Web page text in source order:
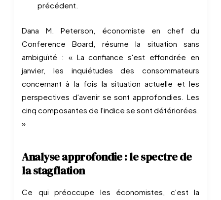
précédent.
Dana M. Peterson, économiste en chef du
Conference Board, résume la situation sans
ambiguïté : « La confiance s'est effondrée en
janvier, les inquiétudes des consommateurs
concernant à la fois la situation actuelle et les
perspectives d'avenir se sont approfondies. Les
cinq composantes de l'indice se sont détériorées.
»
Analyse approfondie : le spectre de
la stagflation
Ce qui préoccupe les économistes, c'est la